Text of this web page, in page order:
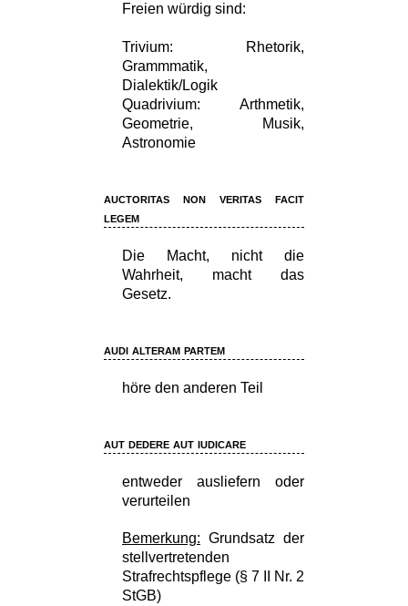
Freien würdig sind:
Trivium: Rhetorik,
Grammmatik,
Dialektik/Logik
Quadrivium: Arthmetik,
Geometrie, Musik,
Astronomie
auctoritas non veritas facit
legem
Die Macht, nicht die
Wahrheit, macht das
Gesetz.
audi alteram partem
höre den anderen Teil
aut dedere aut iudicare
entweder ausliefern oder
verurteilen
Bemerkung: Grundsatz der
stellvertretenden
Strafrechtspflege (§ 7 II Nr. 2
StGB)